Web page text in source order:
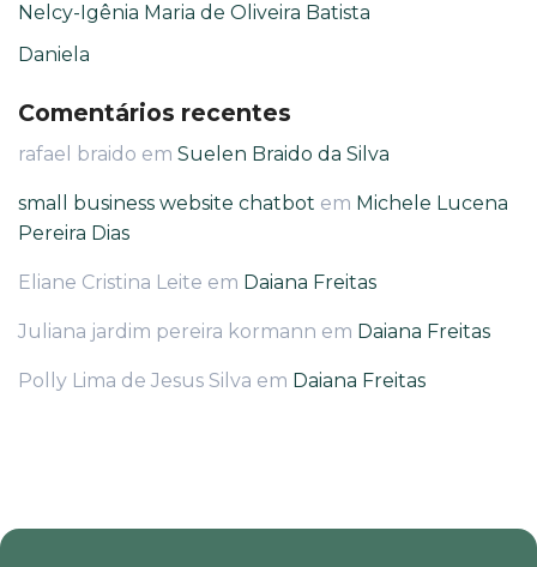
Nelcy-Igênia Maria de Oliveira Batista
Daniela
Comentários recentes
rafael braido em Suelen Braido da Silva
small business website chatbot em Michele Lucena
Pereira Dias
Eliane Cristina Leite em Daiana Freitas
Juliana jardim pereira kormann em Daiana Freitas
Polly Lima de Jesus Silva em Daiana Freitas